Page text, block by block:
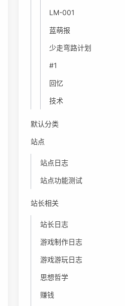
LM-001
蓝萌报
少走弯路计划
#1
回忆
技术
默认分类
站点
站点日志
站点功能测试
站长相关
站长日志
游戏制作日志
游戏游玩日志
思想哲学
赚钱